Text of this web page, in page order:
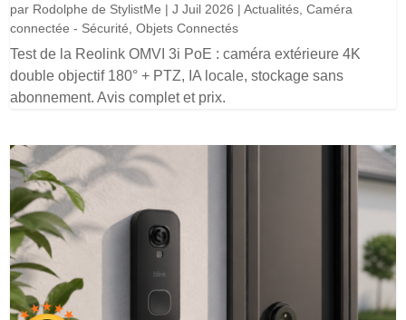
par Rodolphe de StylistMe |J Juil 2026 |Actualités,Caméra
connectée - Sécurité,Objets Connectés
Test de la Reolink OMVI 3i PoE : caméra extérieure 4K
double objectif 180° + PTZ, IA locale, stockage sans
abonnement. Avis complet et prix.